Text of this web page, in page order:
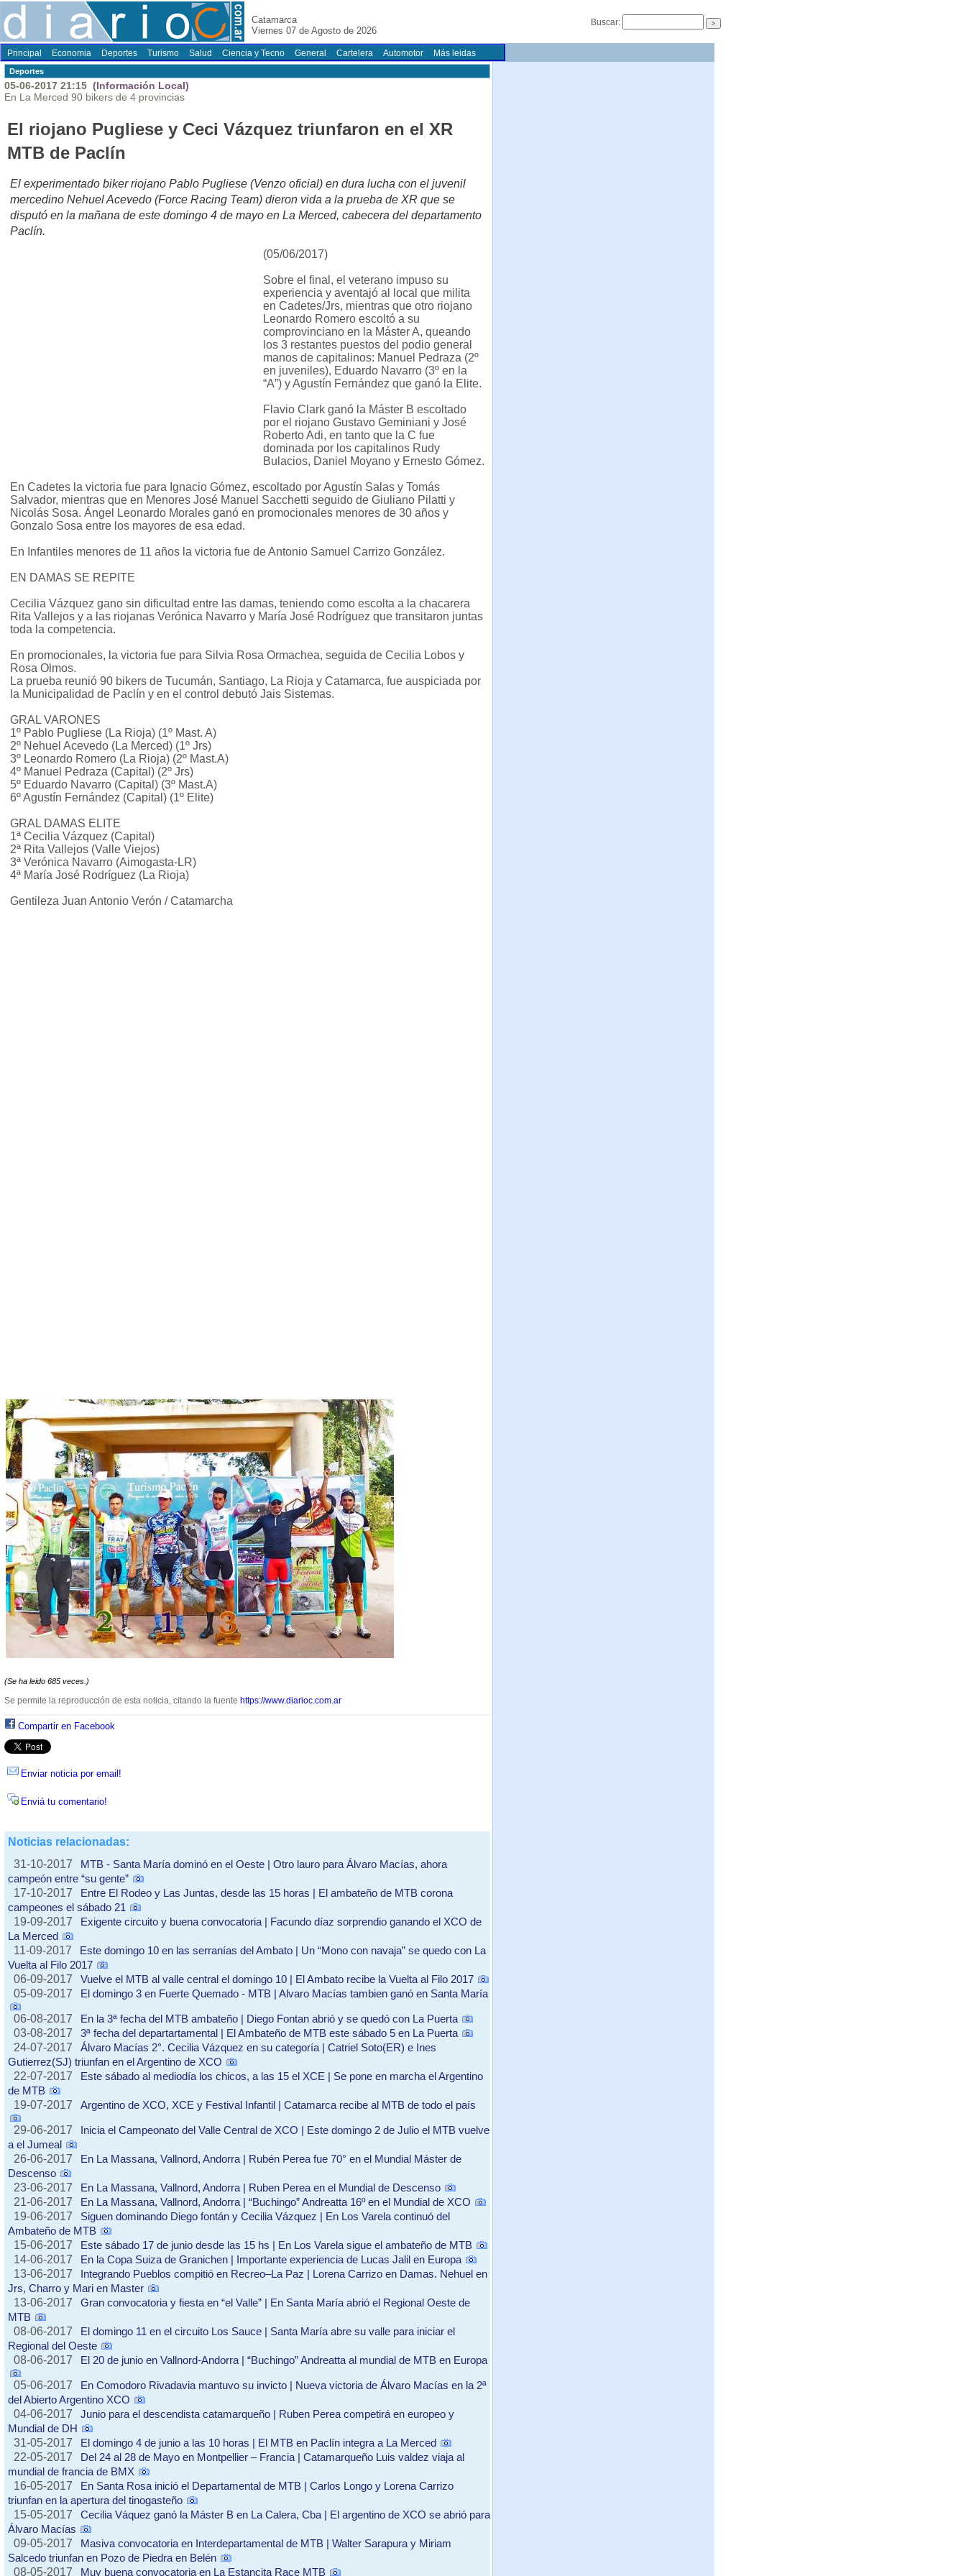
Catamarca
Viernes 07 de Agosto de 2026
Buscar:
Principal Economia Deportes Turismo Salud Ciencia y Tecno General Cartelera Automotor Más leidas
Deportes
05-06-2017 21:15 (Información Local)
En La Merced 90 bikers de 4 provincias
El riojano Pugliese y Ceci Vázquez triunfaron en el XR
MTB de Paclín
El experimentado biker riojano Pablo Pugliese (Venzo oficial) en dura lucha con el juvenil
mercedino Nehuel Acevedo (Force Racing Team) dieron vida a la prueba de XR que se
disputó en la mañana de este domingo 4 de mayo en La Merced, cabecera del departamento
Paclín.
(05/06/2017)
Sobre el final, el veterano impuso su
experiencia y aventajó al local que milita
en Cadetes/Jrs, mientras que otro riojano
Leonardo Romero escoltó a su
comprovinciano en la Máster A, queando
los 3 restantes puestos del podio general
manos de capitalinos: Manuel Pedraza (2º
en juveniles), Eduardo Navarro (3º en la
“A”) y Agustín Fernández que ganó la Elite.
Flavio Clark ganó la Máster B escoltado
por el riojano Gustavo Geminiani y José
Roberto Adi, en tanto que la C fue
dominada por los capitalinos Rudy
Bulacios, Daniel Moyano y Ernesto Gómez.
En Cadetes la victoria fue para Ignacio Gómez, escoltado por Agustín Salas y Tomás
Salvador, mientras que en Menores José Manuel Sacchetti seguido de Giuliano Pilatti y
Nicolás Sosa. Ángel Leonardo Morales ganó en promocionales menores de 30 años y
Gonzalo Sosa entre los mayores de esa edad.
En Infantiles menores de 11 años la victoria fue de Antonio Samuel Carrizo González.
EN DAMAS SE REPITE
Cecilia Vázquez gano sin dificultad entre las damas, teniendo como escolta a la chacarera
Rita Vallejos y a las riojanas Verónica Navarro y María José Rodríguez que transitaron juntas
toda la competencia.
En promocionales, la victoria fue para Silvia Rosa Ormachea, seguida de Cecilia Lobos y
Rosa Olmos.
La prueba reunió 90 bikers de Tucumán, Santiago, La Rioja y Catamarca, fue auspiciada por
la Municipalidad de Paclín y en el control debutó Jais Sistemas.
GRAL VARONES
1º Pablo Pugliese (La Rioja) (1º Mast. A)
2º Nehuel Acevedo (La Merced) (1º Jrs)
3º Leonardo Romero (La Rioja) (2º Mast.A)
4º Manuel Pedraza (Capital) (2º Jrs)
5º Eduardo Navarro (Capital) (3º Mast.A)
6º Agustín Fernández (Capital) (1º Elite)
GRAL DAMAS ELITE
1ª Cecilia Vázquez (Capital)
2ª Rita Vallejos (Valle Viejos)
3ª Verónica Navarro (Aimogasta-LR)
4ª María José Rodríguez (La Rioja)
Gentileza Juan Antonio Verón / Catamarcha
(Se ha leido 685 veces.)
Se permite la reproducción de esta noticia, citando la fuente https://www.diarioc.com.ar
Compartir en Facebook
Enviar noticia por email!
Enviá tu comentario!
Noticias relacionadas:
31-10-2017
MTB - Santa María dominó en el Oeste | Otro lauro para Álvaro Macías, ahora
campeón entre “su gente”
17-10-2017
Entre El Rodeo y Las Juntas, desde las 15 horas | El ambateño de MTB corona
campeones el sábado 21
19-09-2017
Exigente circuito y buena convocatoria | Facundo díaz sorprendio ganando el XCO de
La Merced
11-09-2017
Este domingo 10 en las serranías del Ambato | Un “Mono con navaja” se quedo con La
Vuelta al Filo 2017
06-09-2017
Vuelve el MTB al valle central el domingo 10 | El Ambato recibe la Vuelta al Filo 2017
05-09-2017
El domingo 3 en Fuerte Quemado - MTB | Alvaro Macías tambien ganó en Santa María
06-08-2017
En la 3ª fecha del MTB ambateño | Diego Fontan abrió y se quedó con La Puerta
03-08-2017
3ª fecha del departartamental | El Ambateño de MTB este sábado 5 en La Puerta
24-07-2017
Álvaro Macías 2°. Cecilia Vázquez en su categoría | Catriel Soto(ER) e Ines
Gutierrez(SJ) triunfan en el Argentino de XCO
22-07-2017
Este sábado al mediodía los chicos, a las 15 el XCE | Se pone en marcha el Argentino
de MTB
19-07-2017
Argentino de XCO, XCE y Festival Infantil | Catamarca recibe al MTB de todo el país
29-06-2017
Inicia el Campeonato del Valle Central de XCO | Este domingo 2 de Julio el MTB vuelve
a el Jumeal
26-06-2017
En La Massana, Vallnord, Andorra | Rubén Perea fue 70° en el Mundial Máster de
Descenso
23-06-2017
En La Massana, Vallnord, Andorra | Ruben Perea en el Mundial de Descenso
21-06-2017
En La Massana, Vallnord, Andorra | “Buchingo” Andreatta 16º en el Mundial de XCO
19-06-2017
Siguen dominando Diego fontán y Cecilia Vázquez | En Los Varela continuó del
Ambateño de MTB
15-06-2017
Este sábado 17 de junio desde las 15 hs | En Los Varela sigue el ambateño de MTB
14-06-2017
En la Copa Suiza de Granichen | Importante experiencia de Lucas Jalil en Europa
13-06-2017
Integrando Pueblos compitió en Recreo–La Paz | Lorena Carrizo en Damas. Nehuel en
Jrs, Charro y Mari en Master
13-06-2017
Gran convocatoria y fiesta en “el Valle” | En Santa María abrió el Regional Oeste de
MTB
08-06-2017
El domingo 11 en el circuito Los Sauce | Santa María abre su valle para iniciar el
Regional del Oeste
08-06-2017
El 20 de junio en Vallnord-Andorra | “Buchingo” Andreatta al mundial de MTB en Europa
05-06-2017
En Comodoro Rivadavia mantuvo su invicto | Nueva victoria de Álvaro Macías en la 2ª
del Abierto Argentino XCO
04-06-2017
Junio para el descendista catamarqueño | Ruben Perea competirá en europeo y
Mundial de DH
31-05-2017
El domingo 4 de junio a las 10 horas | El MTB en Paclín integra a La Merced
22-05-2017
Del 24 al 28 de Mayo en Montpellier – Francia | Catamarqueño Luis valdez viaja al
mundial de francia de BMX
16-05-2017
En Santa Rosa inició el Departamental de MTB | Carlos Longo y Lorena Carrizo
triunfan en la apertura del tinogasteño
15-05-2017
Cecilia Váquez ganó la Máster B en La Calera, Cba | El argentino de XCO se abrió para
Álvaro Macías
09-05-2017
Masiva convocatoria en Interdepartamental de MTB | Walter Sarapura y Miriam
Salcedo triunfan en Pozo de Piedra en Belén
08-05-2017
Muy buena convocatoria en La Estancita Race MTB